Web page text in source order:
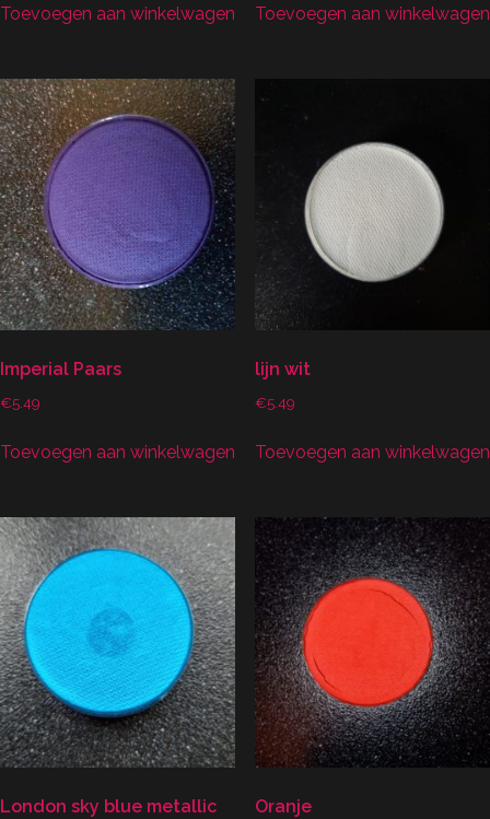
Toevoegen aan winkelwagen Toevoegen aan winkelwagen
Imperial Paars
€5.49
Toevoegen aan winkelwagen
lijn wit
€5.49
Toevoegen aan winkelwagen
London sky blue metallic Oranje